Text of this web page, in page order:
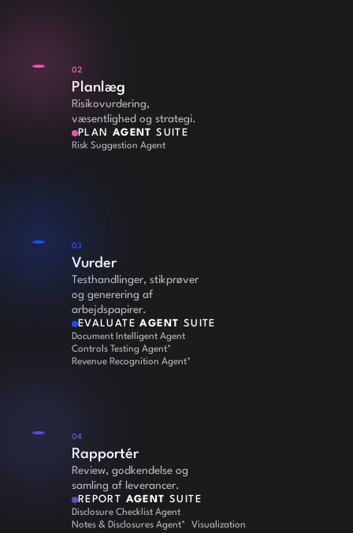
02
Planlæg
Risikovurdering,
væsentlighed og strategi.
PLAN AGENT SUITE
Risk Suggestion Agent
03
Vurder
Testhandlinger, stikprøver
og generering af
arbejdspapirer.
EVALUATEAGENT SUITE
Document Intelligent Agent
Controls Testing Agent*
Revenue Recognition Agent*
04
Rapportér
Review, godkendelse og
samling af leverancer.
REPORT AGENT SUITE
Disclosure Checklist Agent
Notes & Disclosures Agent* Visualization